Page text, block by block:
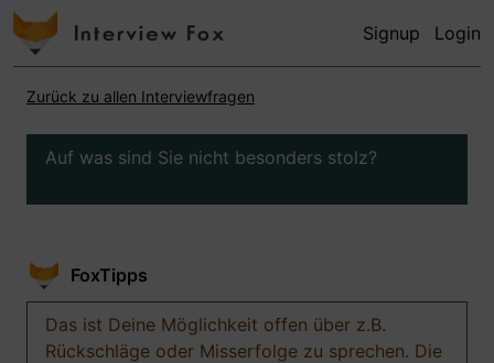
Signup Login
Zurück zu allen Interviewfragen
Auf was sind Sie nicht besonders stolz?
FoxTipps
Das ist Deine Möglichkeit offen über z.B.
Rückschläge oder Misserfolge zu sprechen. Die